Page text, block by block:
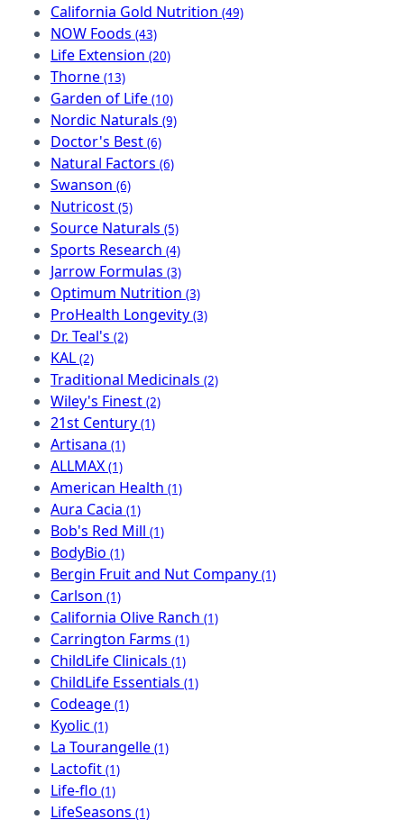
California Gold Nutrition (49)
NOW Foods (43)
Life Extension (20)
Thorne (13)
Garden of Life (10)
Nordic Naturals (9)
Doctor's Best (6)
Natural Factors (6)
Swanson (6)
Nutricost (5)
Source Naturals (5)
Sports Research (4)
Jarrow Formulas (3)
Optimum Nutrition (3)
ProHealth Longevity (3)
Dr. Teal's (2)
KAL (2)
Traditional Medicinals (2)
Wiley's Finest (2)
21st Century (1)
Artisana (1)
ALLMAX (1)
American Health (1)
Aura Cacia (1)
Bob's Red Mill (1)
BodyBio (1)
Bergin Fruit and Nut Company (1)
Carlson (1)
California Olive Ranch (1)
Carrington Farms (1)
ChildLife Clinicals (1)
ChildLife Essentials (1)
Codeage (1)
Kyolic (1)
La Tourangelle (1)
Lactofit (1)
Life-flo (1)
LifeSeasons (1)